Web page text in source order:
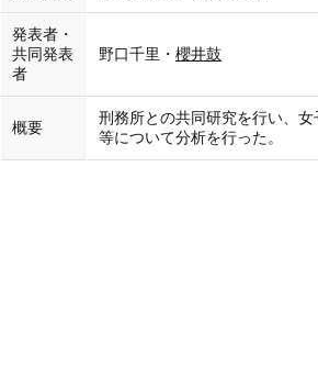
発表者・
共同発表
者
野口千里・ 櫻井鼓
概要
刑務所との共同研究を行い、
等について分析を行った。